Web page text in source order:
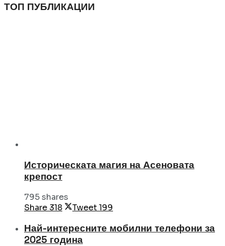
ТОП ПУБЛИКАЦИИ
Историческата магия на Асеновата
крепост
795 shares
Share 318 Tweet199
Най-интересните мобилни телефони за
2025 година